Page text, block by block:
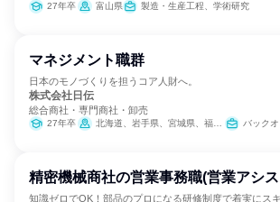
27年卒 富山県 製造・生産工程、学術研究
マネジメント職群
日本のモノづくりを担うコア人財へ。
株式会社日伝
総合商社・専門商社・卸売
27年卒 北海道、岩手県、宮城県、福島県、茨城県、栃木県、群馬県、埼玉県、千葉県、東京都、神奈川県、新潟県、富山県、石川県、長野県、静岡県、愛知県、三重県、滋賀県、京都府、大阪府、兵庫県、岡山県、広島県、香川県、福岡県、熊本県 バックオフィス
精密機械商社の営業事務職(営業アシ
知識ゼロでOK！部品のプロになる研修制度で着実にス